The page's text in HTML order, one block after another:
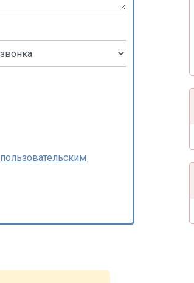
пользовательским